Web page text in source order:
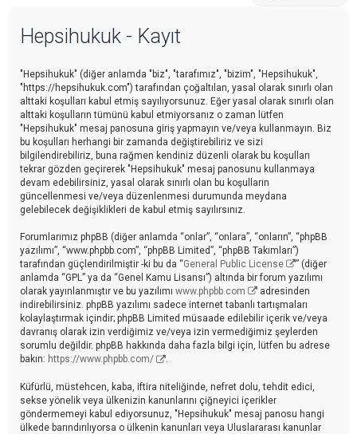
Hepsihukuk - Kayıt
"Hepsihukuk" (diğer anlamda "biz", "tarafımız", "bizim", "Hepsihukuk",
"https://hepsihukuk.com") tarafından çoğaltılan, yasal olarak sınırlı olan
alttaki koşulları kabul etmiş sayılıyorsunuz. Eğer yasal olarak sınırlı olan
alttaki koşulların tümünü kabul etmiyorsanız o zaman lütfen
"Hepsihukuk" mesaj panosuna giriş yapmayın ve/veya kullanmayın. Biz
bu koşulları herhangi bir zamanda değiştirebiliriz ve sizi
bilgilendirebiliriz, buna rağmen kendiniz düzenli olarak bu koşulları
tekrar gözden geçirerek "Hepsihukuk" mesaj panosunu kullanmaya
devam edebilirsiniz, yasal olarak sınırlı olan bu koşulların
güncellenmesi ve/veya düzenlenmesi durumunda meydana
gelebilecek değişiklikleri de kabul etmiş sayılırsınız.
Forumlarımız phpBB (diğer anlamda “onlar”, “onlara”, “onların”, “phpBB
yazılımı”, “www.phpbb.com”, “phpBB Limited”, “phpBB Takımları”)
tarafından güçlendirilmiştir -ki bu da “General Public License
” (diğer
anlamda “GPL” ya da “Genel Kamu Lisansı”) altında bir forum yazılımı
olarak yayınlanmıştır ve bu yazılımı www.phpbb.com
adresinden
indirebilirsiniz. phpBB yazılımı sadece internet tabanlı tartışmaları
kolaylaştırmak içindir; phpBB Limited müsaade edilebilir içerik ve/veya
davranış olarak izin verdiğimiz ve/veya izin vermediğimiz şeylerden
sorumlu değildir. phpBB hakkında daha fazla bilgi için, lütfen bu adrese
bakın: https://www.phpbb.com/ .
Küfürlü, müstehcen, kaba, iftira niteliğinde, nefret dolu, tehdit edici,
sekse yönelik veya ülkenizin kanunlarını çiğneyici içerikler
göndermemeyi kabul ediyorsunuz, "Hepsihukuk" mesaj panosu hangi
ülkede barındırılıyorsa o ülkenin kanunları veya Uluslararası kanunlar